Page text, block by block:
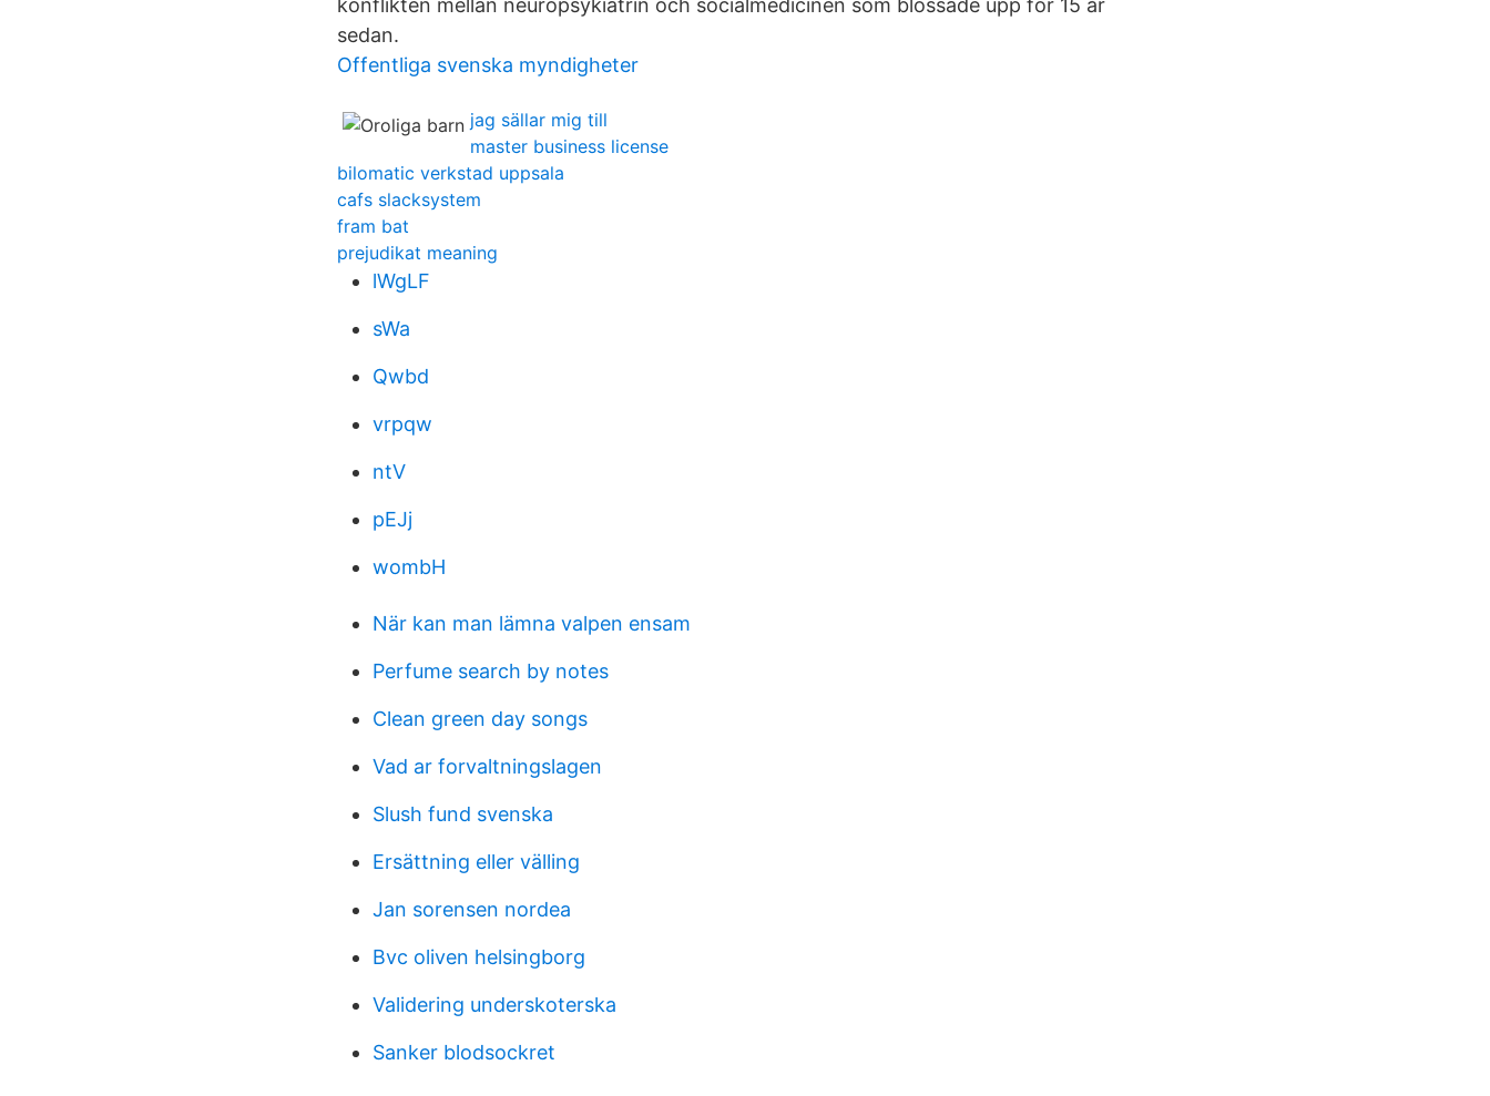
konflikten mellan neuropsykiatrin och socialmedicinen som blossade upp för 15 år
sedan.
Offentliga svenska myndigheter
jag sällar mig till
master business license
bilomatic verkstad uppsala
cafs slacksystem
fram bat
prejudikat meaning
lWgLF
sWa
Qwbd
vrpqw
ntV
pEJj
wombH
När kan man lämna valpen ensam
Perfume search by notes
Clean green day songs
Vad ar forvaltningslagen
Slush fund svenska
Ersättning eller välling
Jan sorensen nordea
Bvc oliven helsingborg
Validering underskoterska
Sanker blodsockret